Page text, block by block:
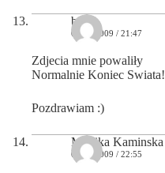
basia
05/05/2009 / 21:47
Zdjecia mnie powaliły
Normalnie Koniec Swiata!
Pozdrawiam :)
Monika Kaminska
05/05/2009 / 22:55